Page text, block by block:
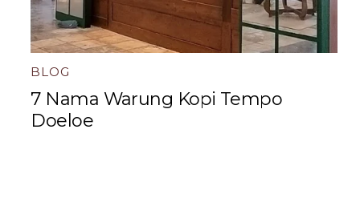
BLOG
7 Nama Warung Kopi Tempo
Doeloe